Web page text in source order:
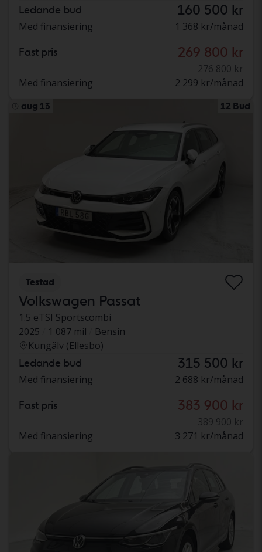
Ledande bud 160 500 kr
Med finansiering 1 368 kr/månad
Fast pris 269 800 kr
276 800 kr
Med finansiering
2 299 kr/månad
aug 13 12 Bud
Testad
Volkswagen Passat
1.5 eTSI Sportscombi
2025
1 087 mil
Bensin
Kungälv (Ellesbo)
Ledande bud 315 500 kr
Med finansiering 2 688 kr/månad
Fast pris 383 900 kr
389 900 kr
Med finansiering
3 271 kr/månad